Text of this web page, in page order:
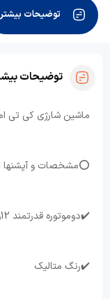
توضیحات بیشتر
توضیحات
ماشین شارژی کی
⭕مشخصات و آپشنها :
⁦✔️⁩دوموتوره قدرتمند 12ولت
⁦✔️⁩رنگ متالیک ⁦